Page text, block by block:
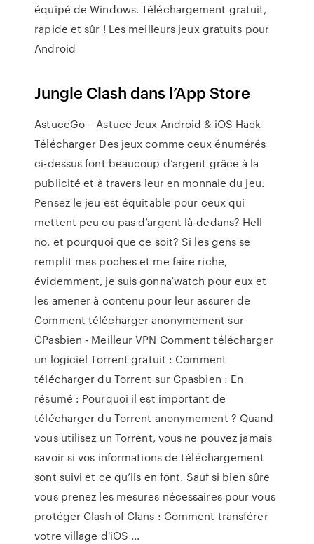
équipé de Windows. Téléchargement gratuit,
rapide et sûr ! Les meilleurs jeux gratuits pour
Android
‎Jungle Clash dans l’App Store
AstuceGo – Astuce Jeux Android & iOS Hack
Télécharger Des jeux comme ceux énumérés
ci-dessus font beaucoup d’argent grâce à la
publicité et à travers leur en monnaie du jeu.
Pensez le jeu est équitable pour ceux qui
mettent peu ou pas d’argent là-dedans? Hell
no, et pourquoi que ce soit? Si les gens se
remplit mes poches et me faire riche,
évidemment, je suis gonna’watch pour eux et
les amener à contenu pour leur assurer de
Comment télécharger anonymement sur
CPasbien - Meilleur VPN Comment télécharger
un logiciel Torrent gratuit : Comment
télécharger du Torrent sur Cpasbien : En
résumé : Pourquoi il est important de
télécharger du Torrent anonymement ? Quand
vous utilisez un Torrent, vous ne pouvez jamais
savoir si vos informations de téléchargement
sont suivi et ce qu’ils en font. Sauf si bien sûre
vous prenez les mesures nécessaires pour vous
protéger Clash of Clans : Comment transférer
votre village d'iOS ...